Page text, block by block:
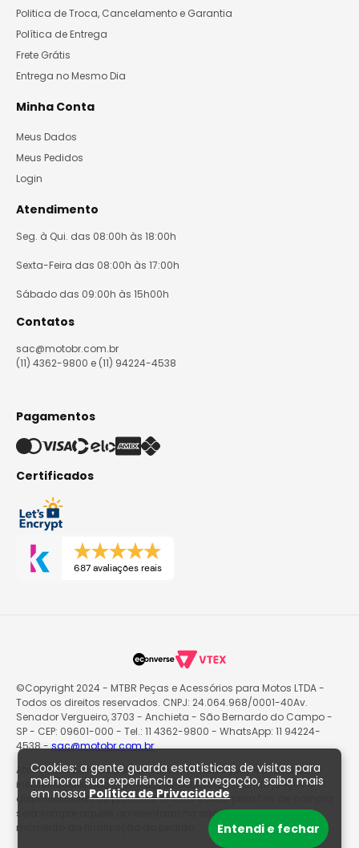
Cookies: a gente guarda estatísticas de visitas para
melhorar sua experiência de navegação, saiba mais
em nossa Política de Privacidade
Entendi e fechar
Politica de Troca, Cancelamento e Garantia
Política de Entrega
Frete Grátis
Entrega no Mesmo Dia
Minha Conta
Meus Dados
Meus Pedidos
Login
Atendimento
Seg. à Qui. das 08:00h às 18:00h
Sexta-Feira das 08:00h às 17:00h
Sábado das 09:00h às 15h00h
Contatos
sac@motobr.com.br
(11) 4362-9800 e (11) 94224-4538
Pagamentos
Certificados
687 avaliações reais
©Copyright 2024 - MTBR Peças e Acessórios para Motos LTDA -
Todos os direitos reservados. CNPJ: 24.064.968/0001-40Av.
Senador Vergueiro, 3703 - Anchieta - São Bernardo do Campo -
SP - CEP: 09601-000 - Tel.: 11 4362-9800 - WhatsApp: 11 94224-
4538 -sac@motobr.com.br
Atenção: O site poderá passar por atualizações e eventuais
instabilidades nas informações exibidas, incluindo preços e
disponibilidade de produtos. O valor válido para fins de compra
será sempre aquele apresentado na sacola de produtos no
momento da finalização do pedido.